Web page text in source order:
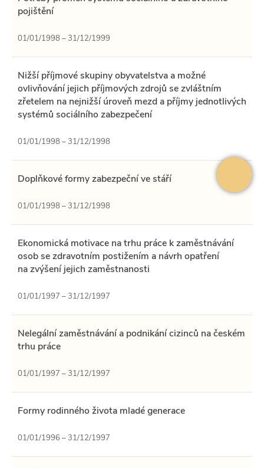
pojištění
01/01/1998 – 31/12/1999
Nižší příjmové skupiny obyvatelstva a možné
ovlivňování jejich příjmových zdrojů se zvláštním
zřetelem na nejnižší úroveň mezd a příjmy jednotlivých
systémů sociálního zabezpečení
01/01/1998 – 31/12/1998
Doplňkové formy zabezpeční ve stáří
01/01/1998 – 31/12/1998
Ekonomická motivace na trhu práce k zaměstnávání
osob se zdravotním postižením a návrh opatření
na zvýšení jejich zaměstnanosti
01/01/1997 – 31/12/1997
Nelegální zaměstnávání a podnikání cizinců na českém
trhu práce
01/01/1997 – 31/12/1997
Formy rodinného života mladé generace
01/01/1996 – 31/12/1997